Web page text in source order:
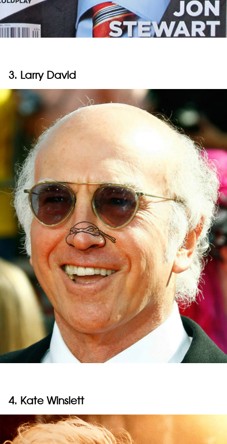
3. Larry David
4. Kate Winslett